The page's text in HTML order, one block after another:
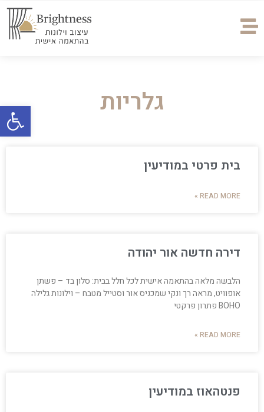
גלריות
בית פרטי במודיעין
READ MORE »
דירה חדשה אור יהודה
הלבשה מלאה בהתאמה אישית לכל חלל בבית: סלון בד – פשתן
אופוויט, מראה רך ונקי שמכניס אור וסטייל מטבח – וילונות גלילה
BOHO פתרון פרקטי
READ MORE »
פנטהאוז במודיעין